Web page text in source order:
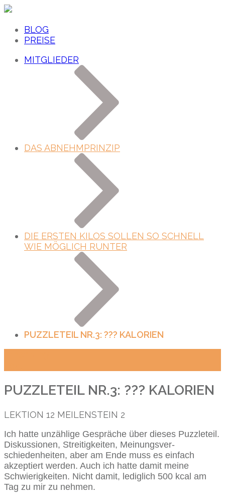
BLOG
PREISE
MITGLIEDER
DAS ABNEHMPRINZIP
DIE ERSTEN KILOS SOLLEN SO SCHNELL
WIE MÖGLICH RUNTER
PUZZLETEIL NR.3: ??? KALORIEN
PUZZLETEIL NR.3: ??? KALORIEN
LEKTION 12 MEILENSTEIN 2
Ich hatte unzählige Gespräche über dieses Puzzleteil.
Diskussionen, Streitigkeiten, Meinungsver-
schiedenheiten, aber am Ende muss es einfach
akzeptiert werden. Auch ich hatte damit meine
Schwierigkeiten. Nicht damit, lediglich 500 kcal am
Tag zu mir zu nehmen.